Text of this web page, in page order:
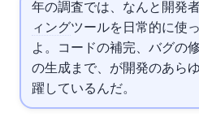
2026年の調査では、なんと開発者の
ィングツールを日常的に使
よ。コードの補完、バグの
の生成まで、AIが開発のあら
躍しているんだ。